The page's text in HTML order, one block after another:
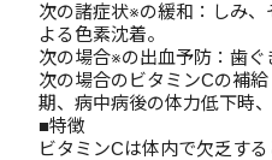
次の諸症状※の緩和：しみ
よる色素沈着。
次の場合※の出血予防：歯ぐ
次の場合のビタミンCの補
期、病中病後の体力低下時
■特徴
ビタミンCは体内で欠乏す